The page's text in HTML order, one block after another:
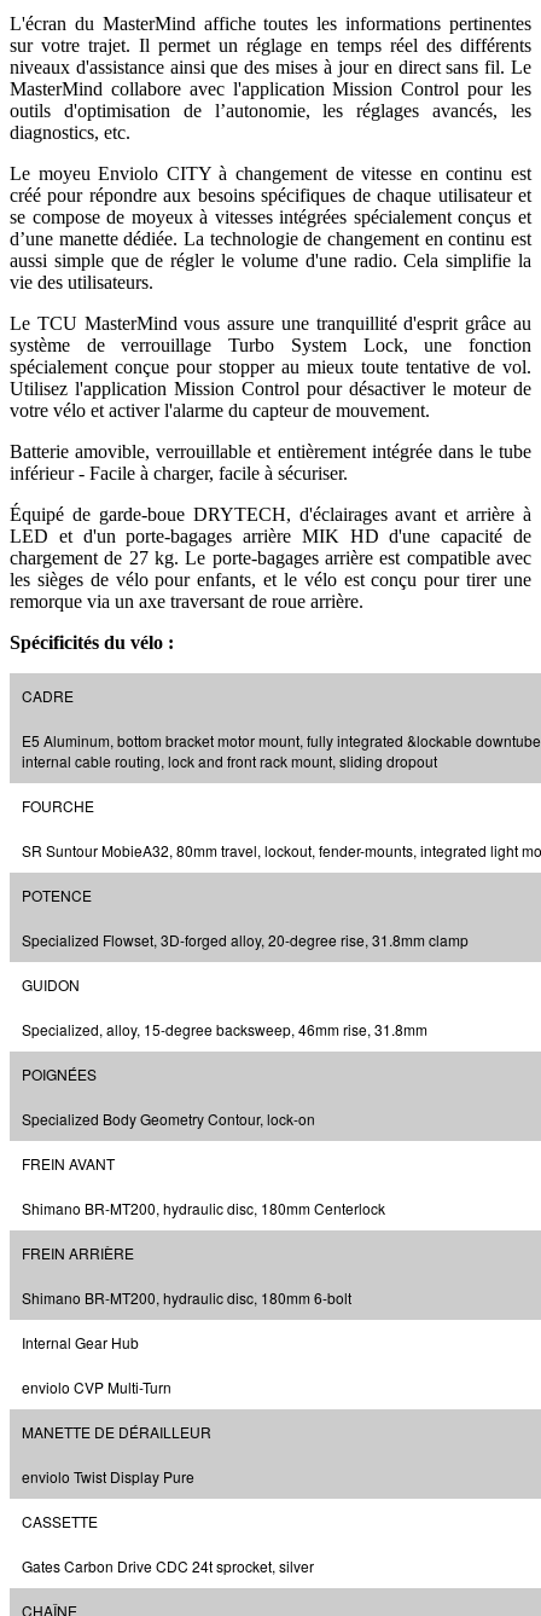
L'écran du MasterMind affiche toutes les informations pertinentes
sur votre trajet. Il permet un réglage en temps réel des différents
niveaux d'assistance ainsi que des mises à jour en direct sans fil. Le
MasterMind collabore avec l'application Mission Control pour les
outils d'optimisation de l’autonomie, les réglages avancés, les
diagnostics, etc.
Le moyeu Enviolo CITY à changement de vitesse en continu est
créé pour répondre aux besoins spécifiques de chaque utilisateur et
se compose de moyeux à vitesses intégrées spécialement conçus et
d’une manette dédiée. La technologie de changement en continu est
aussi simple que de régler le volume d'une radio. Cela simplifie la
vie des utilisateurs.
Le TCU MasterMind vous assure une tranquillité d'esprit grâce au
système de verrouillage Turbo System Lock, une fonction
spécialement conçue pour stopper au mieux toute tentative de vol.
Utilisez l'application Mission Control pour désactiver le moteur de
votre vélo et activer l'alarme du capteur de mouvement.
Batterie amovible, verrouillable et entièrement intégrée dans le tube
inférieur - Facile à charger, facile à sécuriser.
Équipé de garde-boue DRYTECH, d'éclairages avant et arrière à
LED et d'un porte-bagages arrière MIK HD d'une capacité de
chargement de 27 kg. Le porte-bagages arrière est compatible avec
les sièges de vélo pour enfants, et le vélo est conçu pour tirer une
remorque via un axe traversant de roue arrière.
Spécificités du vélo :
CADRE
E5 Aluminum, bottom bracket motor mount, fully integrated &lockable
internal cable routing, lock and front rack mount, sliding dropout
FOURCHE
SR Suntour MobieA32, 80mm travel, lockout, fender-mounts, integrated light
POTENCE
Specialized Flowset, 3D-forged alloy, 20-degree rise, 31.8mm clamp
GUIDON
Specialized, alloy, 15-degree backsweep, 46mm rise, 31.8mm
POIGNÉES
Specialized Body Geometry Contour, lock-on
FREIN AVANT
Shimano BR-MT200, hydraulic disc, 180mm Centerlock
FREIN ARRIÈRE
Shimano BR-MT200, hydraulic disc, 180mm 6-bolt
Internal Gear Hub
enviolo CVP Multi-Turn
MANETTE DE DÉRAILLEUR
enviolo Twist Display Pure
CASSETTE
Gates Carbon Drive CDC 24t sprocket, silver
CHAÎNE